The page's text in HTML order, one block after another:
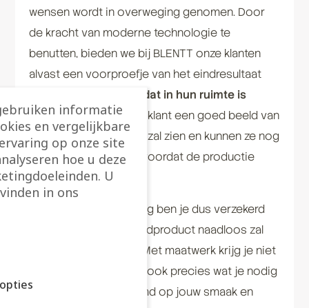
wensen wordt in overweging genomen. Door
de kracht van moderne technologie te
benutten, bieden we bij BLENTT onze klanten
alvast een voorproefje van het eindresultaat
een 3D-ontwerp dat in hun ruimte is
geplaatst. Zo krijgt de klant een goed beeld van
hoe hun ontwerp eruit zal zien en kunnen ze nog
aanpassingen maken voordat de productie
begint.
Dankzij een 3D-tekening ben je dus verzekerd
van het feit dat het eindproduct naadloos zal
passen in je interieur. Met maatwerk krijg je niet
alleen wat je wilt, maar ook precies wat je nodig
hebt – 100% afgestemd op jouw smaak en
informatie
en vergelijkbare
op onze site
hoe u deze
U
in ons